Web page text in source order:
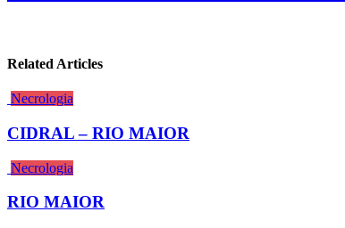
Related Articles
Necrologia
CIDRAL – RIO MAIOR
Necrologia
RIO MAIOR